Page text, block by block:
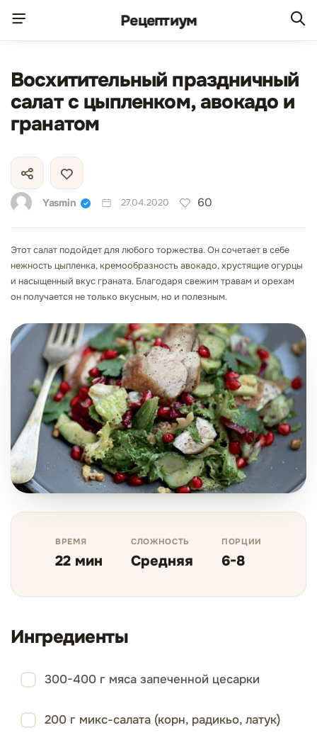
Рецептиум
Восхитительный праздничный
салат с цыпленком, авокадо и
гранатом
Yasmin 27.04.2020 60
Этот салат подойдет для любого торжества. Он сочетает в себе
нежность цыпленка, кремообразность авокадо, хрустящие огурцы
и насыщенный вкус граната. Благодаря свежим травам и орехам
он получается не только вкусным, но и полезным.
ВРЕМЯ
22 мин
СЛОЖНОСТЬ
Средняя
ПОРЦИИ
6-8
Ингредиенты
300-400 г мяса запеченной цесарки
200 г микс-салата (корн, радикьо, латук)